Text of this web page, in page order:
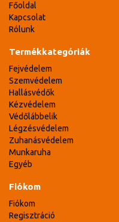
Főoldal
Kapcsolat
Rólunk
Termékkategóriák
Fejvédelem
Szemvédelem
Hallásvédők
Kézvédelem
Védőlábbelik
Légzésvédelem
Zuhanásvédelem
Munkaruha
Egyéb
Fiókom
Fiókom
Regisztráció